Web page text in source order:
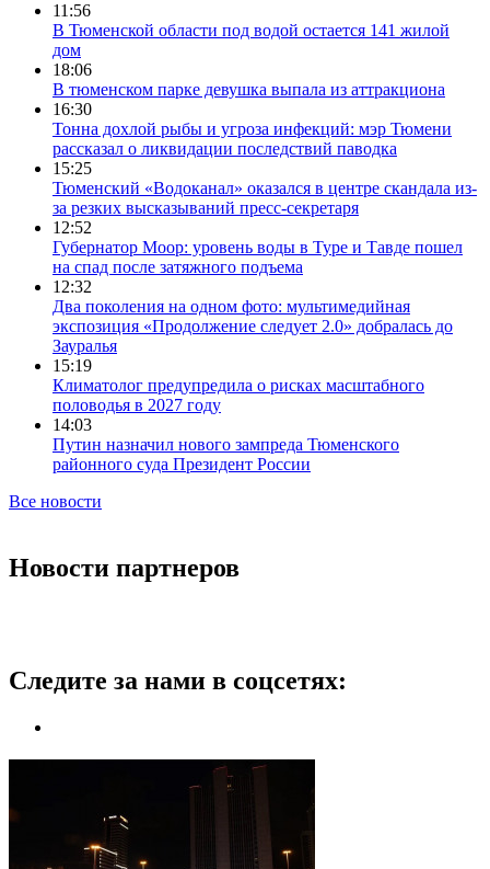
11:56
В Тюменской области под водой остается 141 жилой
дом
18:06
В тюменском парке девушка выпала из аттракциона
16:30
Тонна дохлой рыбы и угроза инфекций: мэр Тюмени
рассказал о ликвидации последствий паводка
15:25
Тюменский «Водоканал» оказался в центре скандала из-
за резких высказываний пресс-секретаря
12:52
Губернатор Моор: уровень воды в Туре и Тавде пошел
на спад после затяжного подъема
12:32
Два поколения на одном фото: мультимедийная
экспозиция «Продолжение следует 2.0» добралась до
Зауралья
15:19
Климатолог предупредила о рисках масштабного
половодья в 2027 году
14:03
Путин назначил нового зампреда Тюменского
районного суда Президент России
Все новости
Новости партнеров
Следите за нами в соцсетях: